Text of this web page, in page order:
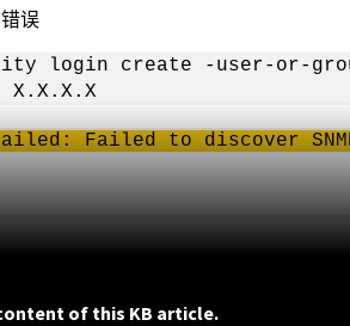
误
login create -user-or-group-
X.X.X.X
failed: Failed to discover
of this KB article.